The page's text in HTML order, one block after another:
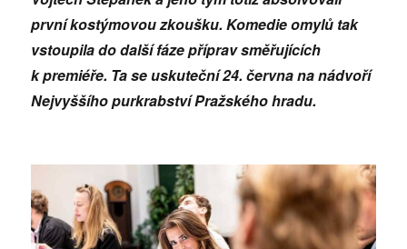
první kostýmovou zkoušku. Komedie omylů tak
vstoupila do další fáze příprav směřujících
k premiéře. Ta se uskuteční 24. června na nádvoří
Nejvyššího purkrabství Pražského hradu.